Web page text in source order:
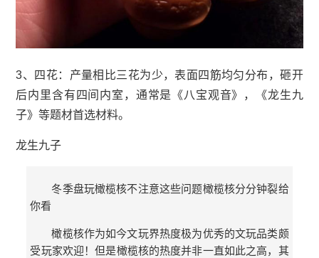
3、四花：产量相比三花为少，表面四筋均匀分布，砸开
后内里含有四间内室，通常是《八宝观音》，《龙生九
子》等题材首选材料。
龙生九子
冬季盘玩橄榄核不注意这些问题橄榄核分分钟裂给
你看
橄榄核作为如今文玩界热度极为优秀的文玩品类颇
受玩家欢迎！但是橄榄核的热度并非一直如此之高，其